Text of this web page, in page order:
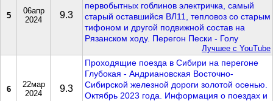
5
06апр
2024
9.3
первобытных гоблинов электричка, самый
старый оставшийся ВЛ11, тепловоз со старым
тифоном и другой подвижной состав на
Рязанском ходу. Перегон Пески - Голу
Лучшее с YouTube
6
22мар
2024
9.3
Проходящие поезда в Сибири на перегоне
Глубокая - Андриановская Восточно-
Сибирской железной дороги золотой осенью.
Октябрь 2023 года. Информация о поездах и